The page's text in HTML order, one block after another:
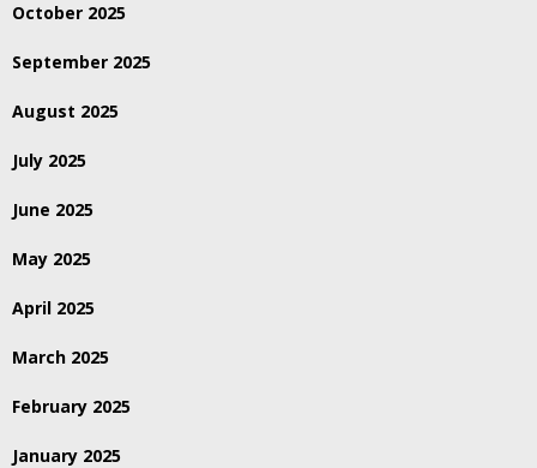
October 2025
September 2025
August 2025
July 2025
June 2025
May 2025
April 2025
March 2025
February 2025
January 2025